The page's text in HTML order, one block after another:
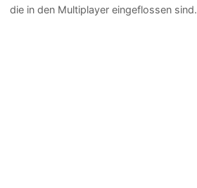
die in den Multiplayer eingeflossen sind.